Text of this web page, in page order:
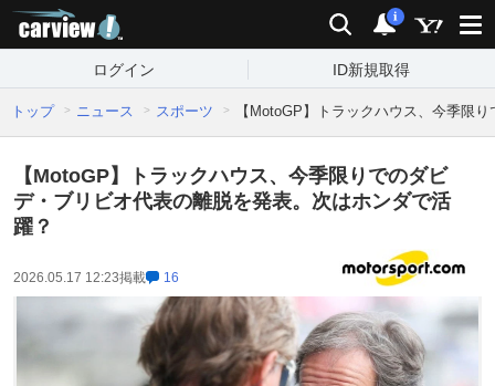
検索 通知
i
ログイン ID新規取得
トップ ニュース スポーツ 【MotoGP】トラックハウス、今季限
【MotoGP】トラックハウス、今季限りでのダビ
デ・ブリビオ代表の離脱を発表。次はホンダで活
躍？
2026.05.17 12:23掲載 16